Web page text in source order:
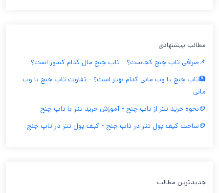
مطالب پیشنهادی
📌صرافی تاپ چنج کجاست؟ - تاپ چنج مال کدام کشور است؟
🏦تاپ چنج یا وب مانی کدام بهتر است؟ - تفاوت تاپ چنج با وب
مانی
🪙نحوه خرید تتر از تاپ چنج - آموزش خرید تتر با تاپ چنج
🪙ساخت کیف پول تتر در تاپ چنج - کیف پول تتر در تاپ چنج
جدیدترین مطالب